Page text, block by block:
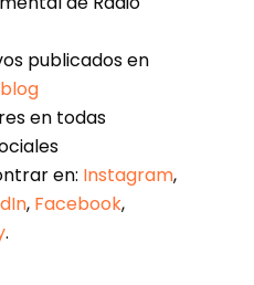
publicados en
blog
en todas
en: Instagram,
,Facebook,
.